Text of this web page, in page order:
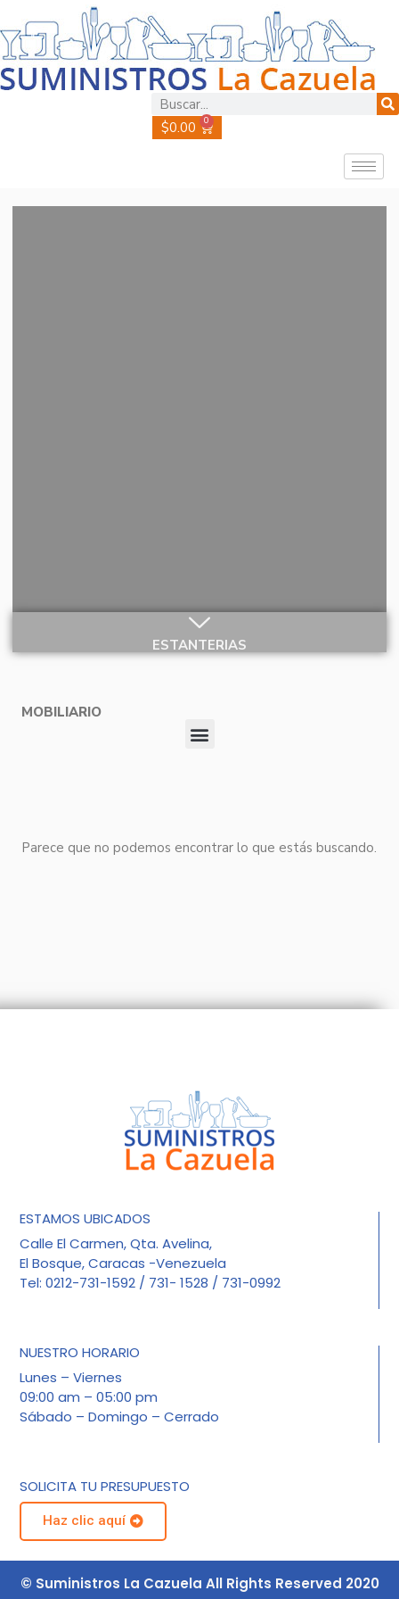
$0.00 0
ESTANTERIAS
MOBILIARIO
Parece que no podemos encontrar lo que estás buscando.
ESTAMOS UBICADOS
Calle El Carmen, Qta. Avelina,
El Bosque, Caracas -Venezuela
Tel: 0212-731-1592 / 731- 1528 / 731-0992
NUESTRO HORARIO
Lunes – Viernes
09:00 am – 05:00 pm
Sábado – Domingo – Cerrado
SOLICITA TU PRESUPUESTO
Haz clic aquí
© Suministros La Cazuela All Rights Reserved 2020